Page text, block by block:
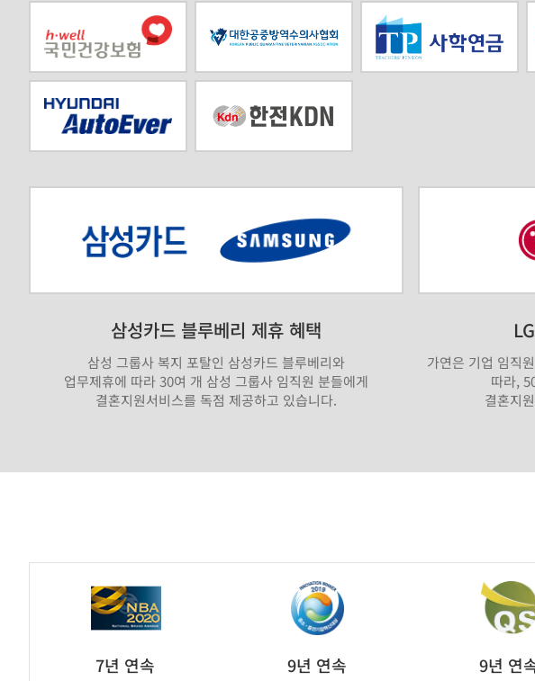
삼성카드 블루베리 제휴 혜택
삼성 그룹사 복지 포탈인 삼성카드 블루베리와
업무제휴에 따라 30여 개 삼성 그룹사 임직원 분들에게
결혼지원서비스를 독점 제공하고 있습니다.
가연은 기업 임직
따라,
결혼지
7년 연속 9년 연속 9년 연